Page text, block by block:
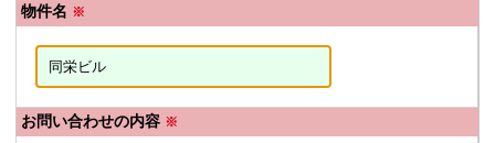
物件名 ※
お問い合わせの内容 ※